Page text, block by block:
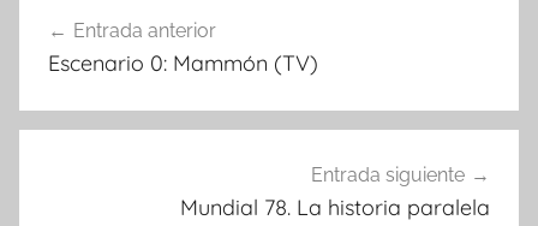
Navegación
de
entradas
Entrada anterior
Escenario 0: Mammón (TV)
Entrada siguiente
Mundial 78. La historia paralela